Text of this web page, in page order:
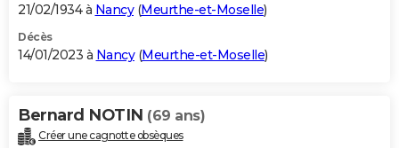
21/02/1934 à Nancy(Meurthe-et-Moselle)
Décès
14/01/2023 à Nancy(Meurthe-et-Moselle)
Bernard NOTIN (69 ans)
Créer une cagnotte obsèques